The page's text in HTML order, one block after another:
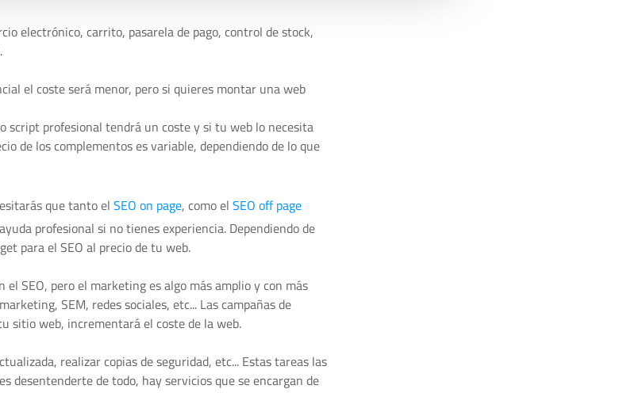
electrónico, carrito, pasarela de pago, control de stock,
el coste será menor, pero si quieres montar una web
profesional tendrá un coste y si tu web lo necesita
de los complementos es variable, dependiendo de lo que
que tanto elSEO on page, como elSEO off page
profesional si no tienes experiencia. Dependiendo de
para el SEO al precio de tu web.
SEO, pero el marketing es algo más amplio y con más
SEM, redes sociales, etc... Las campañas de
sitio web, incrementará el coste de la web.
realizar copias de seguridad, etc... Estas tareas las
desentenderte de todo, hay servicios que se encargan de